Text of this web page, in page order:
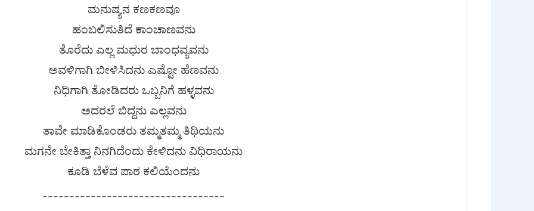
ಮನುಷ್ಯನ ಕಣಕಣವೂ
ಹಂಬಲಿಸುತಿದೆ ಕಾಂಚಾಣವನು
ತೊರೆದು ಎಲ್ಲ ಮಧುರ ಬಾಂಧವ್ಯವನು
ಅವಳಿಗಾಗಿ ಬೀಳಿಸಿದನು ಎಷ್ಟೋ ಹೆಣವನು
ನಿಧಿಗಾಗಿ ತೋಡಿದರು ಒಬ್ಬನಿಗೆ ಹಳ್ಳವನು
ಅದರಲೆ ಬಿದ್ದನು ಎಲ್ಲವನು
ತಾವೇ ಮಾಡಿಕೊಂಡರು ತಮ್ಮತಮ್ಮ ತಿಥಿಯನು
ಮಗನೇ ಬೇಕಿತ್ತಾ ನಿನಗಿದೆಂದು ಕೇಳಿದನು ವಿಧಿರಾಯನು
ಕೂಡಿ ಬೆಳೆವ ಪಾಠ ಕಲಿಯೆಂದನು
----------------------------------